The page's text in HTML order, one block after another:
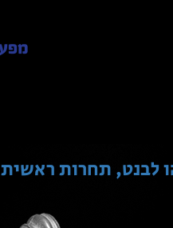
לבנט, תחרות ראשית